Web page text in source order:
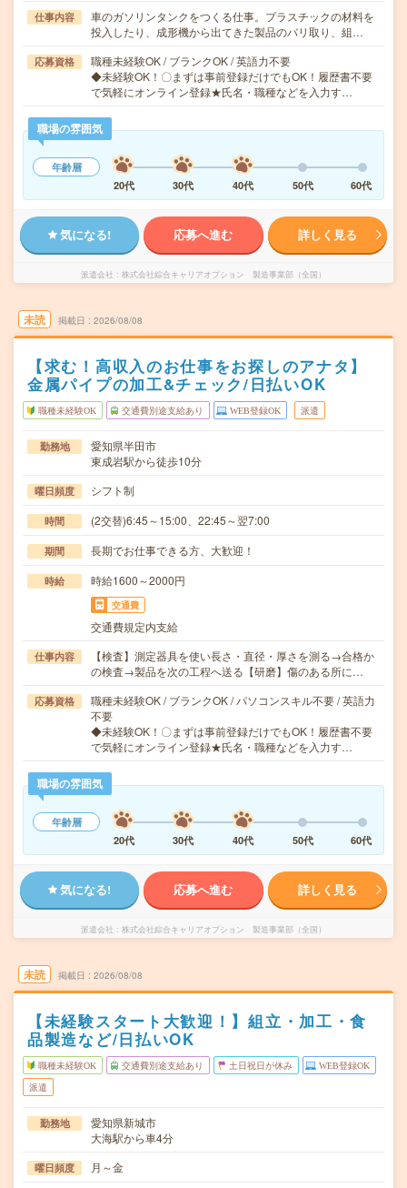
仕事内容
車のガソリンタンクをつくる仕事。プラスチックの材料を
投入したり、成形機から出てきた製品のバリ取り、組…
応募資格
職種未経験OK / ブランクOK / 英語力不要
◆未経験OK！〇まずは事前登録だけでもOK！履歴書不要
で気軽にオンライン登録★氏名・職種などを入力す…
職場の雰囲気
年齢層
20代
30代 40代 50代 60代
気になる! 応募へ進む 詳しく見る
派遣会社 株式会社綜合キャリアオプション 製造事業部（全国）
未読 掲載日 2026/08/08
【求む！高収入のお仕事をお探しのアナタ】
金属パイプの加工&チェック/日払いOK
職種未経験OK 交通費別途支給あり WEB登録OK 派遣
勤務地
愛知県半田市
東成岩駅から徒歩10分
曜日頻度 シフト制
時間 (2交替)6:45～15:00、22:45～翌7:00
期間 長期でお仕事できる方、大歓迎！
時給 時給1600～2000円
交通費
交通費規定内支給
仕事内容
【検査】測定器具を使い長さ・直径・厚さを測る→合格か
の検査→製品を次の工程へ送る【研磨】傷のある所に…
応募資格
職種未経験OK / ブランクOK / パソコンスキル不要 / 英語力
不要
◆未経験OK！〇まずは事前登録だけでもOK！履歴書不要
で気軽にオンライン登録★氏名・職種などを入力す…
職場の雰囲気
年齢層
20代
30代 40代 50代 60代
気になる! 応募へ進む 詳しく見る
派遣会社 株式会社綜合キャリアオプション 製造事業部（全国）
未読 掲載日 2026/08/08
【未経験スタート大歓迎！】組立・加工・食
品製造など/日払いOK
職種未経験OK 交通費別途支給あり 土日祝日が休み WEB登録OK
派遣
勤務地
愛知県新城市
大海駅から車4分
曜日頻度 月～金